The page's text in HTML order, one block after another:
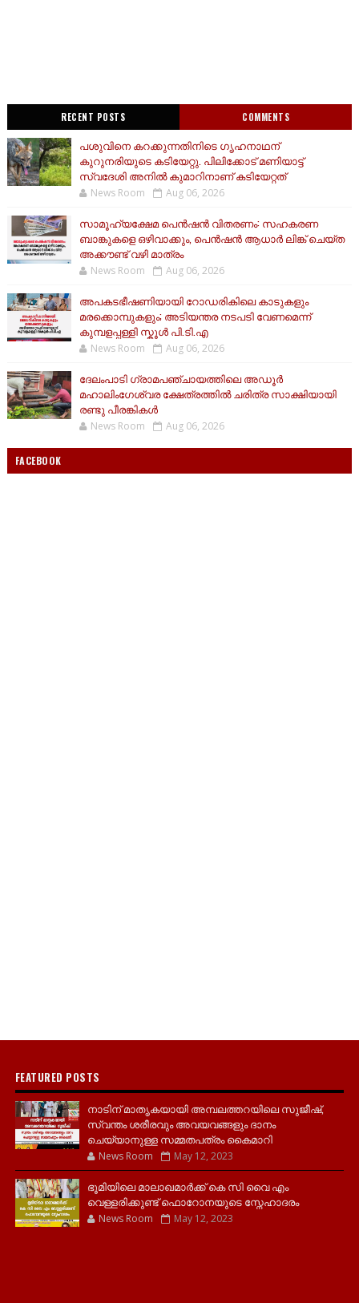
RECENT POSTS COMMENTS
പശുവിനെ കറക്കുന്നതിനിടെ ഗൃഹനാഥന്
കുറുനരിയുടെ കടിയേറ്റു. പിലിക്കോട് മണിയാട്ട്
സ്വദേശി അനിൽ കുമാറിനാണ് കടിയേറ്റത്
News Room Aug 06, 2026
സാമൂ​ഹ്യക്ഷേമ പെൻഷൻ വിതരണം: സഹകരണ
ബാങ്കുകളെ ഒഴിവാക്കും, പെൻഷൻ ആധാർ‌ ലിങ്ക് ചെയ്ത
അക്കൗണ്ട് വഴി മാത്രം
News Room Aug 06, 2026
അപകടഭീഷണിയായി റോഡരികിലെ കാടുകളും
മരക്കൊമ്പുകളും; അടിയന്തര നടപടി വേണമെന്ന്
കുമ്പളപ്പള്ളി സ്കൂൾ പി.ടി.എ
News Room Aug 06, 2026
ദേലംപാടി ഗ്രാമപഞ്ചായത്തിലെ അഡൂർ
മഹാലിംഗേശ്വര ക്ഷേത്രത്തിൽ ചരിത്ര സാക്ഷിയായി
രണ്ടു പീരങ്കികൾ
News Room Aug 06, 2026
FACEBOOK
FEATURED POSTS
നാടിന് മാതൃകയായി അമ്പലത്തറയിലെ സുജീഷ്,
സ്വന്തം ശരീരവും അവയവങ്ങളും ദാനം
ചെയ്യാനുള്ള സമ്മതപത്രം കൈമാറി
News Room May 12, 2023
ഭൂമിയിലെ മാലാഖമാർക്ക് കെ സി വൈ എം
വെള്ളരിക്കുണ്ട് ഫൊറോനയുടെ സ്നേഹാദരം
News Room May 12, 2023